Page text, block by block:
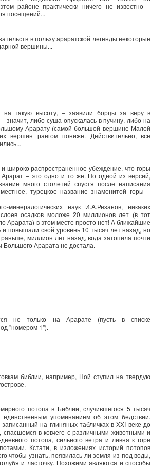
районе практически ничего не известно –
посещений...
в пользу араратской легенды некоторые
вершины...
на такую высоту, – заявили борцы за веру в
значит, либо суша опускалась в пучину, либо на
Арарату (самой большой вершине Малой
вершин рангом пониже. Действительно, все
широко распространенное убеждение, что горы
Арарат – это одно и то же. По одной из версий,
много столетий спустя после написания
турецкое название знаменитой горы –
минералогических наук И.А.Резанов, никаких
осадков моложе 20 миллионов лет (в тот
Арарата) в этом месте просто нет! А ближайшие
повышали свой уровень 10 тысяч лет назад, но
миллион лет назад, вода затопила почти
Большого Арарата не достала.
не только на Арарате (пусть в списке
"номером 1").
библии, например, Ной ступил на твердую
потопа в Библии, случившегося 5 тысяч
упоминанием об этом бедствии.
на глиняных табличках в XXI веке до
спасшемся в ковчеге с различными животными и
потопа, сильного ветра и ливня к горе
Кстати, в изложениях историй потопов
чтобы узнать, появилась ли земля из-под воды,
и ласточку. Похожими являются и способы